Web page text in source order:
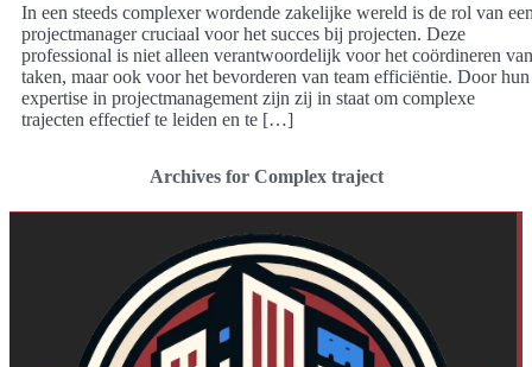
In een steeds complexer wordende zakelijke wereld is de rol van
projectmanager cruciaal voor het succes bij projecten. Deze
professional is niet alleen verantwoordelijk voor het coördineren van
taken, maar ook voor het bevorderen van team efficiëntie. Door hun
expertise in projectmanagement zijn zij in staat om complexe
trajecten effectief te leiden en te […]
Archives for Complex traject